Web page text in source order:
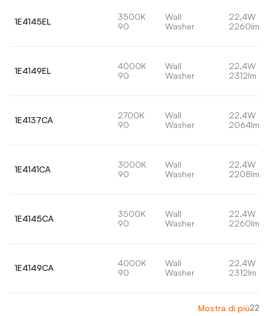
1E4145EL
3500K
90
Wall
Washer
22,4W
2260lm
1E4149EL
4000K
90
Wall
Washer
22,4W
2312lm
1E4137CA
2700K
90
Wall
Washer
22,4W
2064lm
1E4141CA
3000K
90
Wall
Washer
22,4W
2208lm
1E4145CA
3500K
90
Wall
Washer
22,4W
2260lm
1E4149CA
4000K
90
Wall
Washer
22,4W
2312lm
Mostra di più22